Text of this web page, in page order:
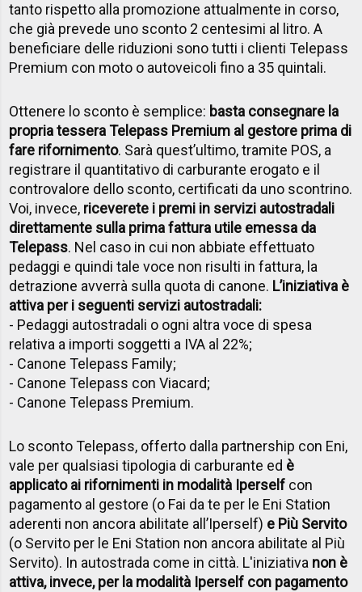
tanto rispetto alla promozione attualmente in corso,
che già prevede uno sconto 2 centesimi al litro. A
beneficiare delle riduzioni sono tutti i clienti Telepass
Premium con moto o autoveicoli fino a 35 quintali.
Ottenere lo sconto è semplice: basta consegnare la
propria tessera Telepass Premium al gestore prima di
fare rifornimento. Sarà quest’ultimo, tramite POS, a
registrare il quantitativo di carburante erogato e il
controvalore dello sconto, certificati da uno scontrino.
Voi, invece, riceverete i premi in servizi autostradali
direttamente sulla prima fattura utile emessa da
Telepass. Nel caso in cui non abbiate effettuato
pedaggi e quindi tale voce non risulti in fattura, la
detrazione avverrà sulla quota di canone. L’iniziativa è
attiva per i seguenti servizi autostradali:
- Pedaggi autostradali o ogni altra voce di spesa
relativa a importi soggetti a IVA al 22%;
- Canone Telepass Family;
- Canone Telepass con Viacard;
- Canone Telepass Premium.
Lo sconto Telepass, offerto dalla partnership con Eni,
vale per qualsiasi tipologia di carburante ed è
applicato ai rifornimenti in modalità Iperself con
pagamento al gestore (o Fai da te per le Eni Station
aderenti non ancora abilitate all’Iperself) e Più Servito
(o Servito per le Eni Station non ancora abilitate al Più
Servito). In autostrada come in città. L'iniziativa non è
attiva, invece, per la modalità Iperself con pagamento